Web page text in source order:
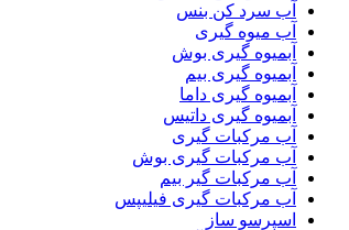
آب سرد کن بنس
آب میوه گیری
آبمیوه گیری بوش
آبمیوه گیری بیم
آبمیوه گیری داما
آبمیوه گیری داتیس
آب مرکبات گیری
آب مرکبات گیری بوش
آب مرکبات گیر بیم
آب مرکبات گیری فیلیپس
اسپرسو ساز